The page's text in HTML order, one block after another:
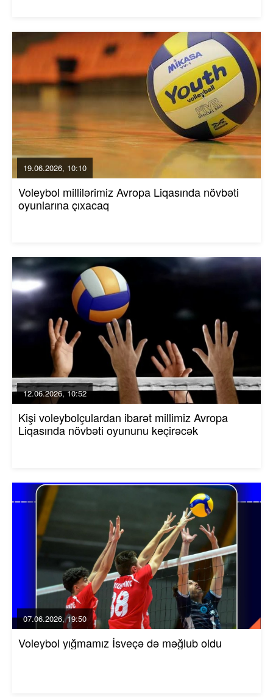
19.06.2026, 10:10
Voleybol millilərimiz Avropa Liqasında növbəti
oyunlarına çıxacaq
12.06.2026, 10:52
Kişi voleybolçulardan ibarət millimiz Avropa
Liqasında növbəti oyununu keçirəcək
07.06.2026, 19:50
Voleybol yığmamız İsveçə də məğlub oldu